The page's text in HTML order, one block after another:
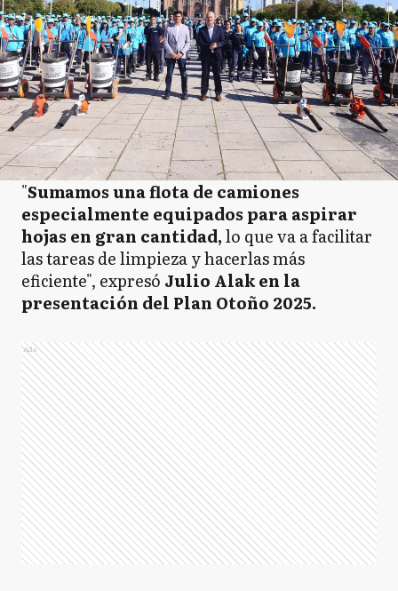
"Sumamos una flota de camiones
especialmente equipados para aspirar
hojas en gran cantidad,lo que va a facilitar
las tareas de limpieza y hacerlas más
eficiente", expresó Julio Alak en la
presentación del Plan Otoño 2025.
Ads